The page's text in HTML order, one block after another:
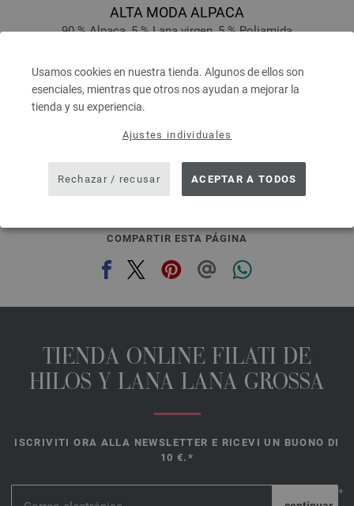
Usamos cookies en nuestra tienda. Algunos de ellos son
esenciales, mientras que otros nos ayudan a mejorar la
tienda y su experiencia.
Ajustes individuales
Rechazar / recusar ACEPTAR A TODOS
ALTA MODA ALPACA
90 % Alpaca, 5 % Lana virgen, 5 % Poliamida
Grosor de las agujas: 5 - 6
7,77 $
IVA no incluido, más gastos de envío, Precio base:
prev next
COMPARTIR ESTA PÁGINA
TIENDA ONLINE FILATI DE
HILOS Y LANA LANA GROSSA
ISCRIVITI ORA ALLA NEWSLETTER E RICEVI UN BUONO DI
10 €.*
*